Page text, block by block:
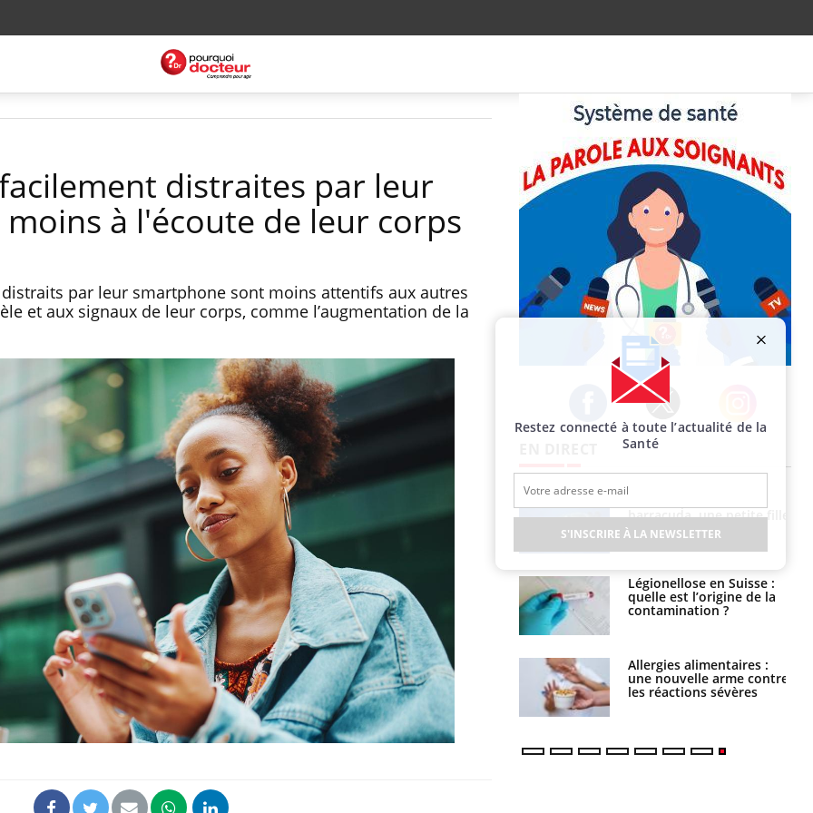
distraites par leur
à l'écoute de leur corps
par leur smartphone sont moins attentifs aux autres
et aux signaux de leur corps, comme l’augmentation de la
Facebook Twitter Instagram
Fortes chaleurs :
pourquoi le risque de
noyade grimpe-t-il ?
Le Viagra pourrait-il
freiner la propagation du
cancer ?
Pourquoi manger moins
de protéines pourrait
finalement être bénéfique
que dit la science
Le smartphone nuit-il à
l'apprentissage de la
lecture ?
Mordue par une tique en
vacances, elle reste dans
le coma pendant 42 jours
barracuda, une petite fille
secourue grâce à un
réflexe essentiel
Légionellose en Suisse :
quelle est l’origine de la
contamination ?
Allergies alimentaires :
une nouvelle arme contre
les réactions sévères
Restez connecté à toute l’actualité de la
Santé
S'INSCRIRE À LA NEWSLETTER